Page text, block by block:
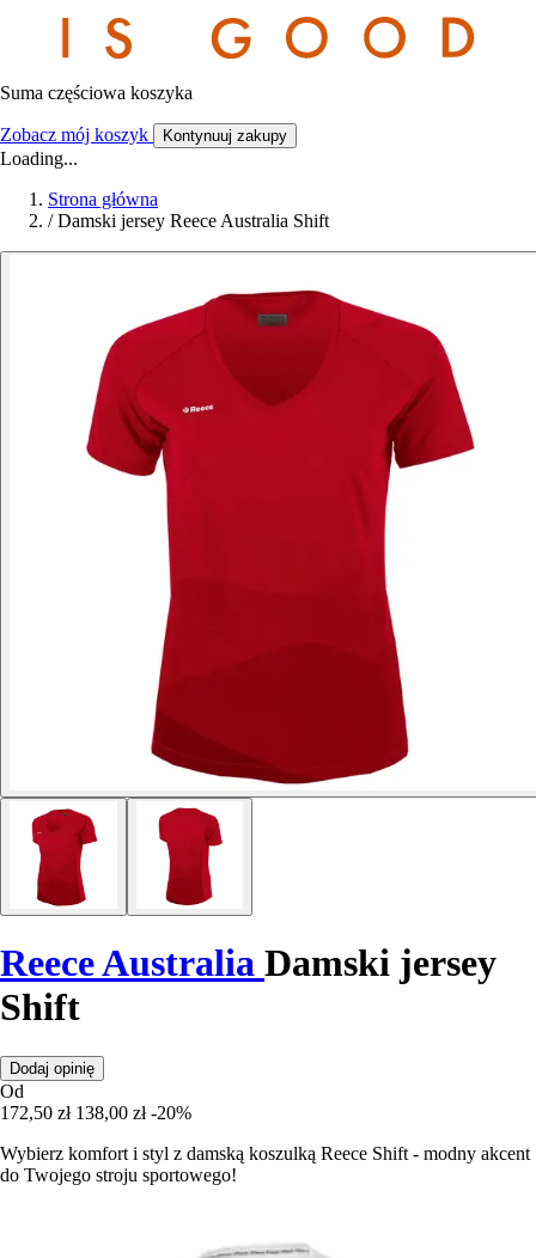
Suma częściowa koszyka
Zobacz mój koszyk Kontynuuj zakupy
Loading...
Strona główna
/ Damski jersey Reece Australia Shift
Reece Australia Damski jersey
Shift
Dodaj opinię
Od
172,50 zł 138,00 zł -20%
Wybierz komfort i styl z damską koszulką Reece Shift - modny akcent
do Twojego stroju sportowego!